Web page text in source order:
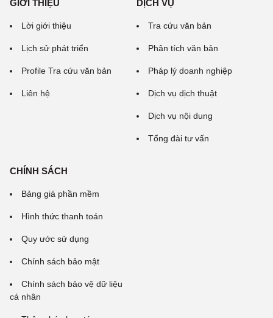
GIỚI THIỆU
Lời giới thiệu
Lịch sử phát triển
Profile Tra cứu văn bản
Liên hệ
DỊCH VỤ
Tra cứu văn bản
Phân tích văn bản
Pháp lý doanh nghiệp
Dịch vụ dịch thuật
Dịch vụ nội dung
Tổng đài tư vấn
CHÍNH SÁCH
Bảng giá phần mềm
Hình thức thanh toán
Quy ước sử dụng
Chính sách bảo mật
Chính sách bảo vệ dữ liệu
cá nhân